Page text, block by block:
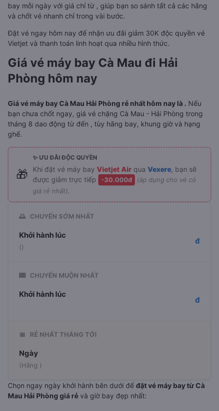
bay mỗi ngày với giá chỉ từ , giúp bạn so sánh tất cả các hãng
và chốt vé nhanh chỉ trong vài bước.
Đặt vé ngay hôm nay để nhận ưu đãi giảm 30K độc quyền vé
Vietjet và thanh toán linh hoạt qua nhiều hình thức.
Giá vé máy bay Cà Mau đi Hải
Phòng hôm nay
Giá vé máy bay Cà Mau Hải Phòng rẻ nhất hôm nay là . Nếu
bạn chưa chốt ngay, giá vé chặng Cà Mau - Hải Phòng trong
tháng 8 dao động từ đến , tùy hãng bay, khung giờ và hạng
ghế.
🎁
✨ ƯU ĐÃI ĐỘC QUYỀN
Khi đặt vé máy bay Vietjet Air qua Vexere , bạn sẽ
được giảm trực tiếp
-30.000đ
(áp dụng cho vé có
giá rẻ nhất).
🌅 CHUYẾN SỚM NHẤT
Khởi hành lúc
()
đ
🌃 CHUYẾN MUỘN NHẤT
Khởi hành lúc
đ
📅 RẺ NHẤT THÁNG TỚI
Ngày
(Hãng )
Chọn ngay ngày khởi hành bên dưới để đặt vé máy bay từ Cà
Mau Hải Phòng giá rẻ và giờ bay đẹp nhất: